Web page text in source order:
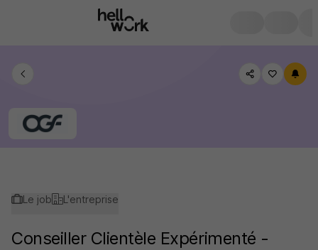
Le job L'entreprise
Conseiller Clientèle Expérimenté -